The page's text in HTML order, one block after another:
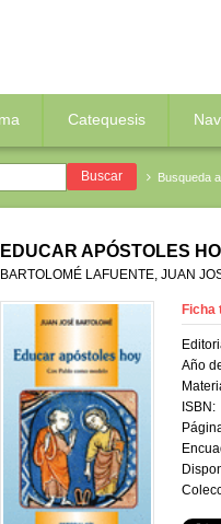
Catequesis
Busqueda
EDUCAR APÓSTOLES
BARTOLOMÉ LAFUENTE, JUAN
Ficha
Año
ISBN: